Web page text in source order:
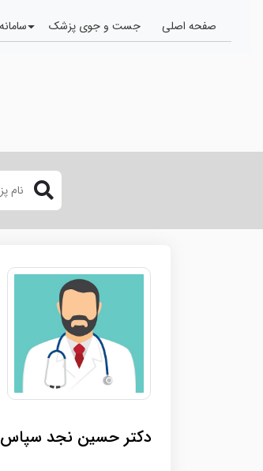
صفحه اصلی جست و جوی پزشک
دکتر حسین نجد سپاس